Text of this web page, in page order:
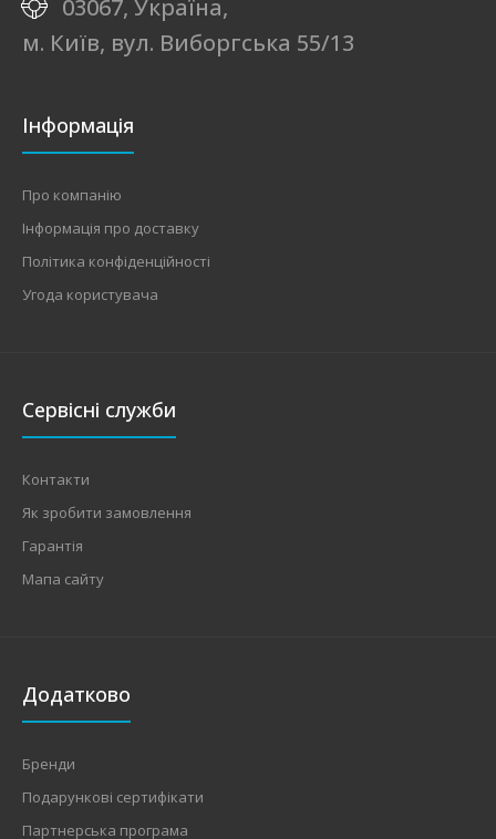
03067, Україна,
м. Київ, вул. Виборгська 55/13
Інформація
Про компанію
Інформація про доставку
Політика конфіденційності
Угода користувача
Сервісні служби
Контакти
Як зробити замовлення
Гарантія
Мапа сайту
Додатково
Бренди
Подарункові сертифікати
Партнерська програма